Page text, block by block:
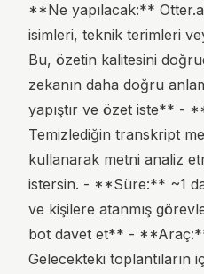
**Ne yapılacak:**
isimleri, teknik terimleri
Bu, özetin kalitesini
zekanın daha doğru
yapıştır ve özet iste** -
Temizlediğin transkript
kullanarak metni analiz
istersin. - **Süre:** ~1
ve kişilere atanmış
bot davet et** -
Gelecekteki toplantıların